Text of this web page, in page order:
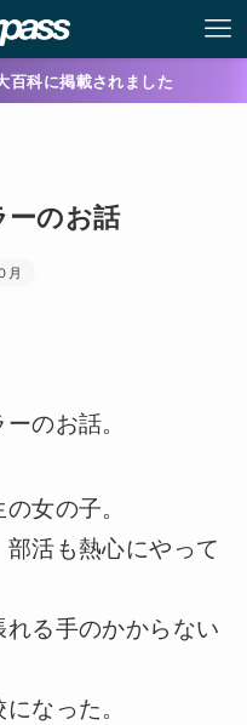
百科に掲載されました
のお話
月
のお話。
女の子。
活も熱心にやって
る手のかからない
なった。